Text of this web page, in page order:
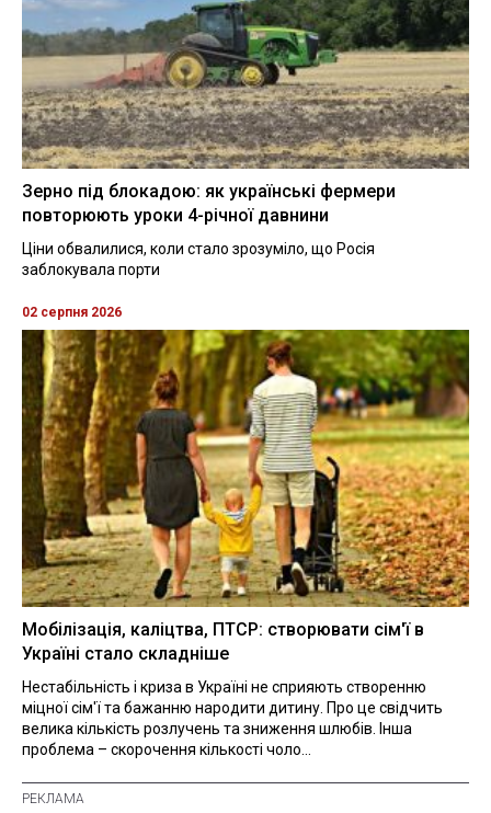
Зерно під блокадою: як українські фермери
повторюють уроки 4-річної давнини
Ціни обвалилися, коли стало зрозуміло, що Росія
заблокувала порти
02 серпня 2026
Мобілізація, каліцтва, ПТСР: створювати сім'ї в
Україні стало складніше
Нестабільність і криза в Україні не сприяють створенню
міцної сім'ї та бажанню народити дитину. Про це свідчить
велика кількість розлучень та зниження шлюбів. Інша
проблема – скорочення кількості чоло...